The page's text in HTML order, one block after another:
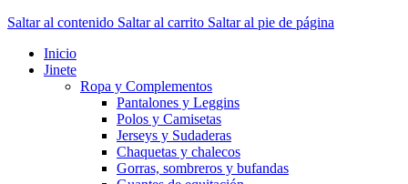
Saltar al contenido Saltar al carrito Saltar al pie de página
Inicio
Jinete
Ropa y Complementos
Pantalones y Leggins
Polos y Camisetas
Jerseys y Sudaderas
Chaquetas y chalecos
Gorras, sombreros y bufandas